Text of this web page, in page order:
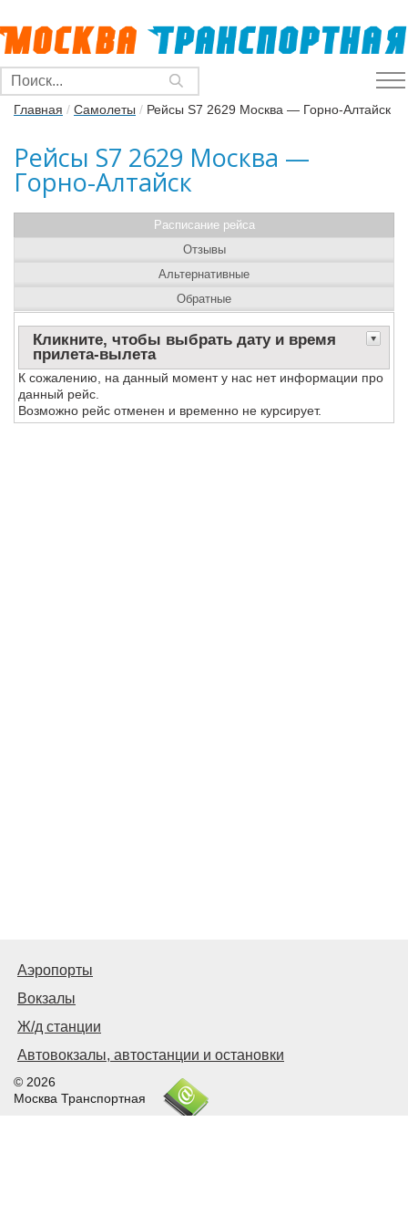
Главная / Самолеты / Рейсы S7 2629 Москва — Горно-Алтайск
Рейсы S7 2629 Москва —
Горно-Алтайск
Расписание рейса
Кликните, чтобы выбрать дату и время
прилета-вылета
К сожалению, на данный момент у нас нет информации про
данный рейс.
Возможно рейс отменен и временно не курсирует.
Отзывы
Альтернативные
Обратные
Аэропорты
Вокзалы
Ж/д станции
Автовокзалы, автостанции и остановки
© 2026
Москва Транспортная